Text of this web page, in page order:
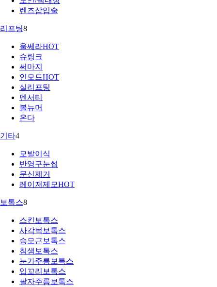
렌즈삽입술
리프팅8
울쎄라HOT
슈링크
써마지
인모드HOT
실리프팅
덴서티
볼뉴머
온다
기타4
모발이식
반영구눈썹
문신제거
레이저제모HOT
보톡스8
스킨보톡스
사각턱보톡스
승모근보톡스
침샘보톡스
눈가주름보톡스
입꼬리보톡스
팔자주름보톡스